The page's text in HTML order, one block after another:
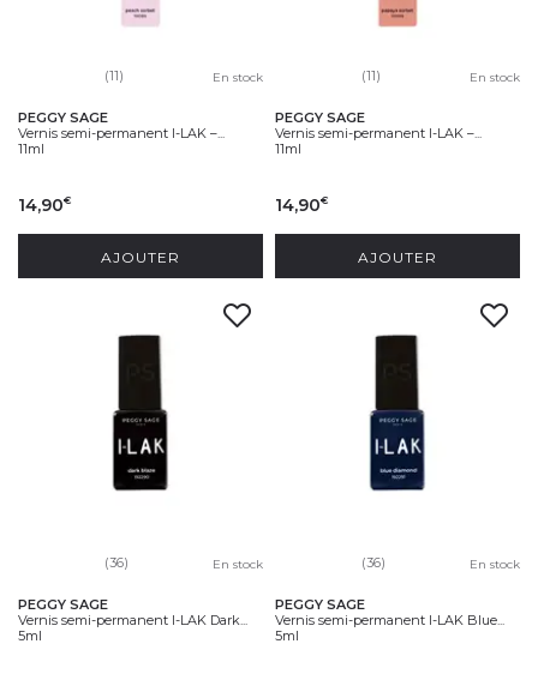
(11) En stock
PEGGY SAGE
Vernis semi-permanent I-LAK –...
11ml
14,90€
AJOUTER
(11) En stock
PEGGY SAGE
Vernis semi-permanent I-LAK –...
11ml
14,90€
AJOUTER
(36) En stock
PEGGY SAGE
Vernis semi-permanent I-LAK Dark...
5ml
(36) En stock
PEGGY SAGE
Vernis semi-permanent I-LAK Blue...
5ml